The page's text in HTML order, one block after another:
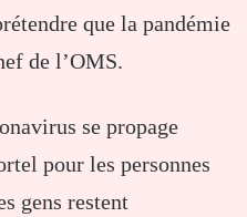
que la pandémie
de l’OMS.
se propage
pour les personnes
gens restent